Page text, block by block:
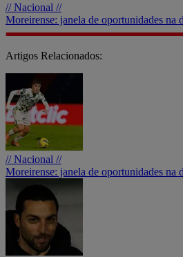
// Nacional //
Moreirense: janela de oportunidades na
Artigos Relacionados:
// Nacional //
Moreirense: janela de oportunidades na